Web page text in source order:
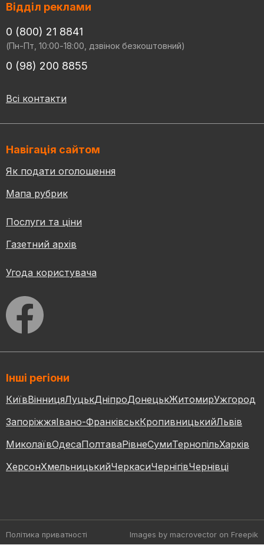
Відділ реклами
0 (800) 21 8841
(Пн-Пт, 10:00-18:00, дзвінок безкоштовний)
0 (98) 200 8855
Всі контакти
Навігація сайтом
Як подати оголошення
Мапа рубрик
Послуги та ціни
Газетний архів
Угода користувача
Інші регіони
КиївВінницяЛуцькДніпроДонецькЖитомирУжгород
ЗапоріжжяІвано-ФранківськКропивницькийЛьвів
МиколаївОдесаПолтаваРівнеСумиТернопільХарків
ХерсонХмельницькийЧеркасиЧернігівЧернівці
Політика приватності Images by macrovector on Freepik